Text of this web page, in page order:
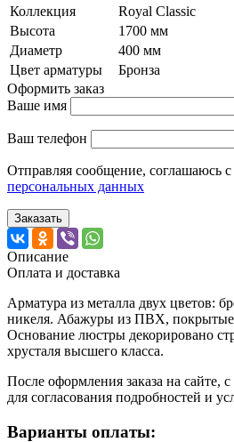
Коллекция
Royal Classic
Высота
1700 мм
Диаметр
400 мм
Цвет арматуры
Бронза
Оформить заказ
Ваше имя
Ваш телефон
Отправляя сообщение, соглашаюсь с
персональных данных
Заказать
Описание
Оплата и доставка
Арматура из металла двух цветов:
никеля. Абажуры из ПВХ, покрытые
Основание люстры декорировано
хрусталя высшего класса.
После оформления заказа на сайте,
для согласования подробностей и
Варианты оплаты: